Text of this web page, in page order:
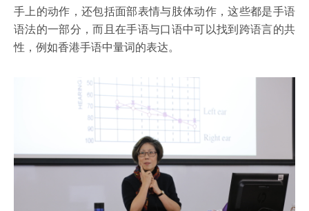
手上的动作，还包括面部表情与肢体动作，这些都是手语
语法的一部分，而且在手语与口语中可以找到跨语言的共
性，例如香港手语中量词的表达。